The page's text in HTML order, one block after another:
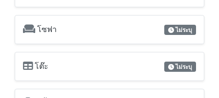
โซฟา ไม่ระบุ
โต๊ะ ไม่ระบุ